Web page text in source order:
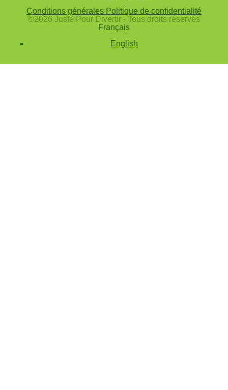
Conditions générales Politique de confidentialité
©2026 Juste Pour Divertir - Tous droits réservés
Français
English
Saisissez l'adresse e-mail que vous utilisez pour vous connecter.
Courriel